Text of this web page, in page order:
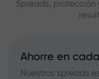
Spreads, protección
Ahorre en
Nuestros spreads